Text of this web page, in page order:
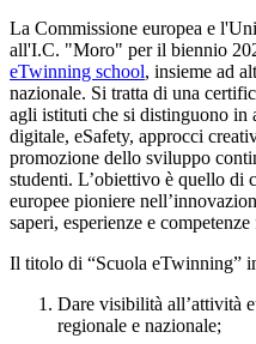
La Commissione europea e
all'I.C. "Moro" per il biennio
eTwinning school, insieme ad
nazionale. Si tratta di una
agli istituti che si distinguono in
digitale, eSafety, approcci
promozione dello sviluppo
studenti. L’obiettivo è quello di
europee pioniere
saperi, esperienze e
Il titolo di “Scuola eTwinning”
Dare visibilità all’attività
regionale e nazionale;